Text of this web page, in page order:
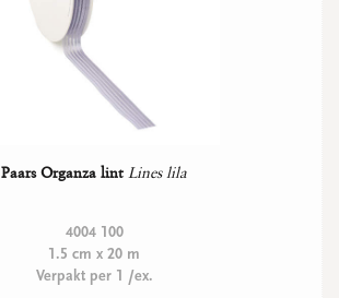
Paars Organza lint Lines lila
4004 100
1.5 cm x 20 m
Verpakt per 1 /ex.